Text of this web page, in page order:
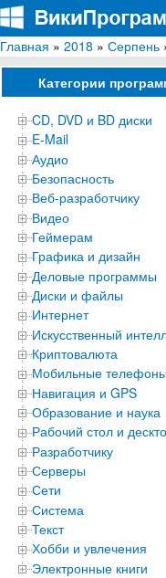
ВикиПрограммы
Энциклопедия
Главная » 2018 » Серпень
Категории
CD, DVD и BD диски
E-Mail
Аудио
Безопасность
Веб-разработчику
Видео
Геймерам
Графика и дизайн
Деловые программы
Диски и файлы
Интернет
Искусственный
Криптовалюта
Мобильные
Навигация и GPS
Образование и наука
Рабочий стол и
Разработчику
Серверы
Сети
Система
Текст
Хобби и увлечения
Электронные книги